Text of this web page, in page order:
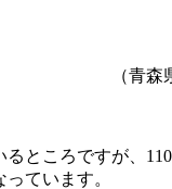
（青
ところですが、
ています。